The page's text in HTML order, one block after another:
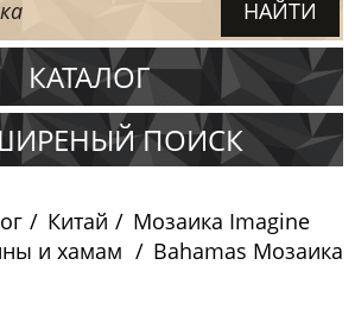
КАТАЛОГ
ПОИСК
Китай
Мозаика Imagine
и хамам
Bahamas Мозаика